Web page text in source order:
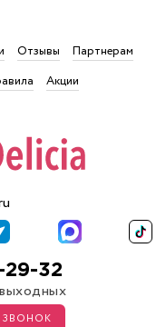
29-32
ЗВОНОК
Отзывы
Партнерам
Акции